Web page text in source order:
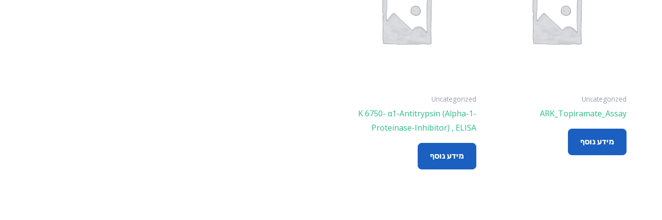
Uncategorized
ARK_Topiramate_Assay
מידע נוסף
Uncategorized
K 6750- α1-Antitrypsin (Alpha-1-
Proteinase-Inhibitor) , ELISA
מידע נוסף